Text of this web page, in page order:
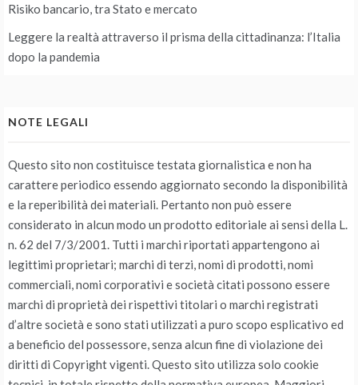
Risiko bancario, tra Stato e mercato
Leggere la realtà attraverso il prisma della cittadinanza: l’Italia
dopo la pandemia
NOTE LEGALI
Questo sito non costituisce testata giornalistica e non ha
carattere periodico essendo aggiornato secondo la disponibilità
e la reperibilità dei materiali. Pertanto non può essere
considerato in alcun modo un prodotto editoriale ai sensi della L.
n. 62 del 7/3/2001. Tutti i marchi riportati appartengono ai
legittimi proprietari; marchi di terzi, nomi di prodotti, nomi
commerciali, nomi corporativi e società citati possono essere
marchi di proprietà dei rispettivi titolari o marchi registrati
d’altre società e sono stati utilizzati a puro scopo esplicativo ed
a beneficio del possessore, senza alcun fine di violazione dei
diritti di Copyright vigenti. Questo sito utilizza solo cookie